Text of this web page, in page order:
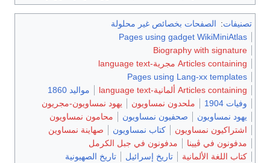
تصنيفات: الصفحات بخصائص غير محلولة
Pages using gadget WikiMiniAtlas
Biography with signature
Articles containing مجرية-language text
Pages using Lang-xx templates
Articles containing ألمانية-language text
مواليد 1860
وفيات 1904
ملحدون نمساويون
يهود نمساويون-مجريون
يهود نمساويون
صحفيون نمساويون
محامون نمساويون
اشتراكيون نمساويون
كتاب نمساويون
صهاينة نمساوين
مدفونون في ڤيينا
مدفونون في جبل الكرمل
كتاب اللغة الألمانية
تاريخ إسرائيل
تاريخ الصهيونية